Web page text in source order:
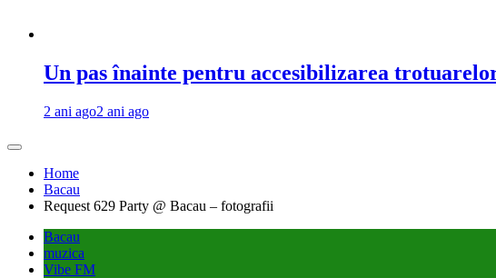
Un pas înainte pentru accesibilizarea
2 ani ago2 ani ago
Home
Bacau
Request 629 Party @ Bacau – fotografii
Bacau
muzica
Vibe FM